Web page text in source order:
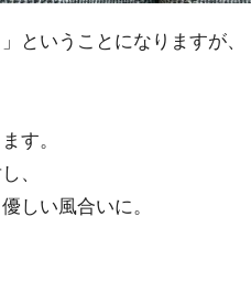
ということになりますが、
す。
、
しい風合いに。